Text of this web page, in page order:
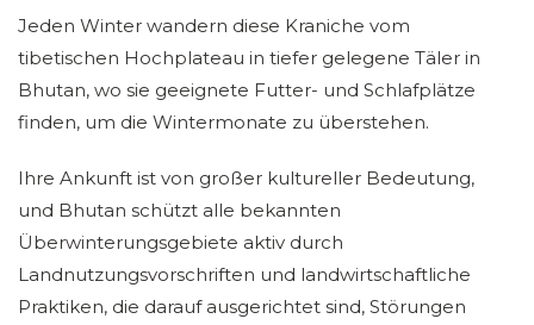
Jeden Winter wandern diese Kraniche vom
tibetischen Hochplateau in tiefer gelegene Täler in
Bhutan, wo sie geeignete Futter- und Schlafplätze
finden, um die Wintermonate zu überstehen.
Ihre Ankunft ist von großer kultureller Bedeutung,
und Bhutan schützt alle bekannten
Überwinterungsgebiete aktiv durch
Landnutzungsvorschriften und landwirtschaftliche
Praktiken, die darauf ausgerichtet sind, Störungen